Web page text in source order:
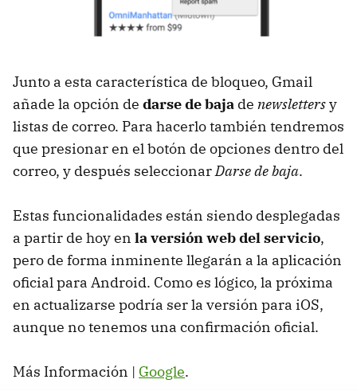
Junto a esta característica de bloqueo, Gmail
añade la opción de darse de baja de newslettersy
listas de correo. Para hacerlo también tendremos
que presionar en el botón de opciones dentro del
correo, y después seleccionarDarse de baja.
Estas funcionalidades están siendo desplegadas
a partir de hoy en la versión web del servicio,
pero de forma inminente llegarán a la aplicación
oficial para Android. Como es lógico, la próxima
en actualizarse podría ser la versión para iOS,
aunque no tenemos una confirmación oficial.
Más Información | Google.